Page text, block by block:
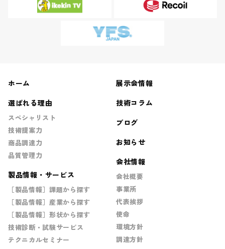
ホーム
選ばれる理由
スペシャリスト
技術提案力
商品調達力
品質管理力
製品情報・サービス
［製品情報］課題から探す
［製品情報］産業から探す
［製品情報］形状から探す
技術診断・試験サービス
テクニカルセミナー
展示会情報
技術コラム
ブログ
お知らせ
会社情報
会社概要
事業所
代表挨拶
使命
環境方針
調達方針